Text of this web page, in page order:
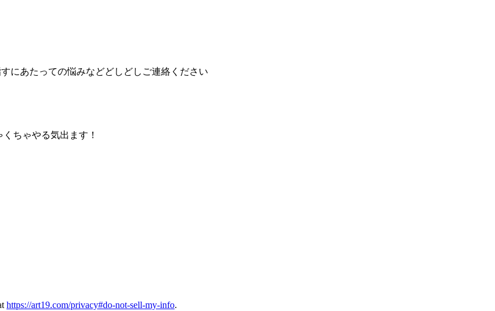
にあたっての悩みなどどしどしご連絡ください
ちゃやる気出ます！
https://art19.com/privacy#do-not-sell-my-info.